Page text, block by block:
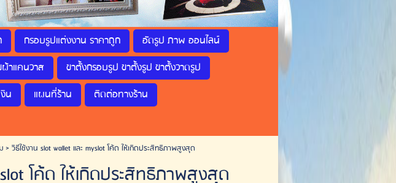
กรอบรูปแต่งงาน ราคาถูก
อัดรูป ภาพ ออนไลน์
าแคนวาส
ขาตั้งกรอบรูป ขาตั้งรูป ขาตั้งวาดรูป
น แผนที่ร้าน
ติดต่อทางร้าน
> วิธีใช้งาน slot wallet และ myslot โค้ด ให้เกิดประสิทธิภาพสูงสุด
โค้ด ให้เกิดประสิทธิภาพสูงสุด